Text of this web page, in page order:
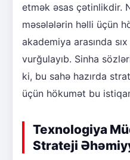
etmək əsas çətinlikdir.
məsələlərin həlli üçün
akademiya arasında
vurğulayıb. Sinha
ki, bu sahə hazırda
üçün hökumət bu
Texnologiya
Strateji